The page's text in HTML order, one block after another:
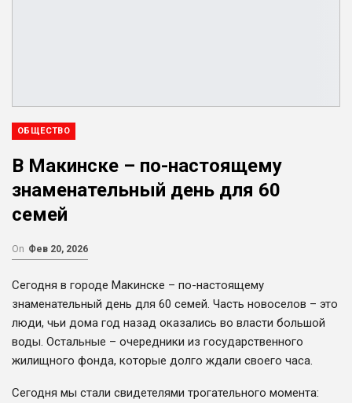
ОБЩЕСТВО
В Макинске – по-настоящему
знаменательный день для 60
семей
On Фев 20, 2026
Сегодня в городе Макинске – по-настоящему
знаменательный день для 60 семей. Часть новоселов – это
люди, чьи дома год назад оказались во власти большой
воды. Остальные – очередники из государственного
жилищного фонда, которые долго ждали своего часа.
Сегодня мы стали свидетелями трогательного момента: